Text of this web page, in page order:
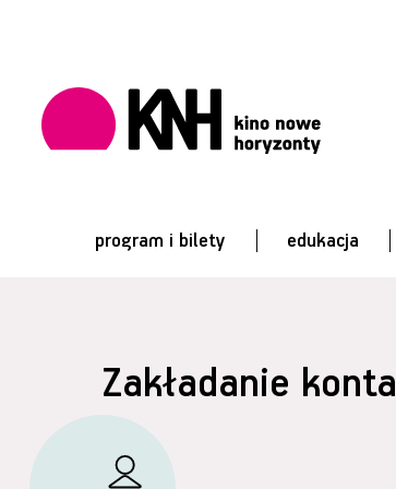
program i bilety edukacja
Zakładanie konta